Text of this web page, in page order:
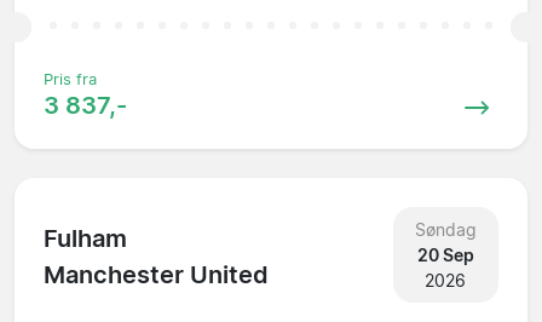
Pris fra
3 837,-
Fulham
Manchester United
Søndag
20 Sep
2026